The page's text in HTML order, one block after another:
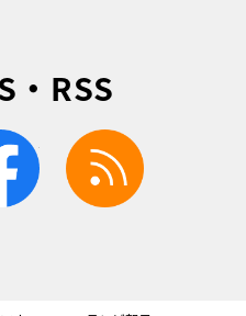
・RSS
facebook